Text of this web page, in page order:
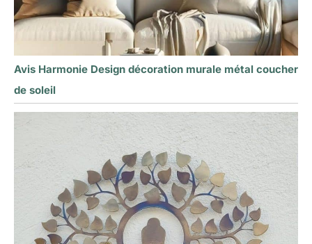
Avis Harmonie Design décoration murale métal coucher
de soleil